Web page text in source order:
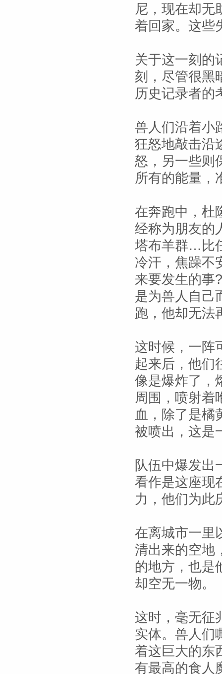
尼，现在却无
着回家。这些
关于这一刻的
刻，尽管很黑
历史记录者的
兽人们沿着小
狂怒地敲击沿
怒，另一些则
所有的能量，
在奔跑中，杜
经称为朋友的
塔布羊群…比
冷汗，焦躁不
来要发生的事
是为兽人自己
跑，他却无法
这时候，一阵
起来后，他们
像是爆炸了，
周围，喷射着
血，除了是橘
被喷出，这是
队伍中爆发出
看作是这座现
力，他们为此
在离城市一里
清出来的空地
的地方，也是
却空无一物。
这时，毫无征
实体。兽人们
着这巨大的东
有最高的食人